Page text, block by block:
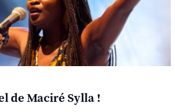
de Maciré Sylla !